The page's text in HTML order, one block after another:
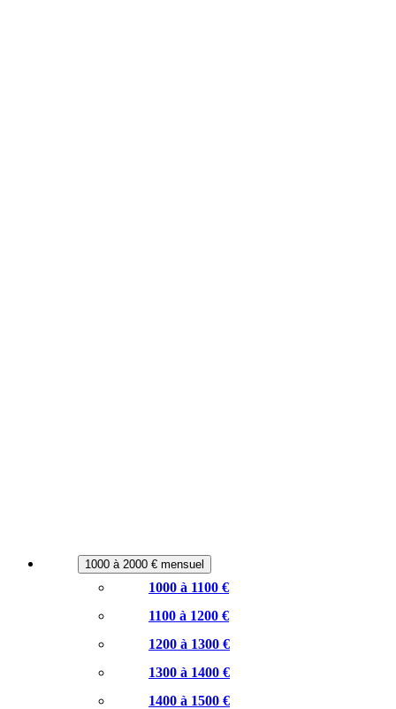
1000 à 2000 € mensuel
1000 à 1100 €
1100 à 1200 €
1200 à 1300 €
1300 à 1400 €
1400 à 1500 €